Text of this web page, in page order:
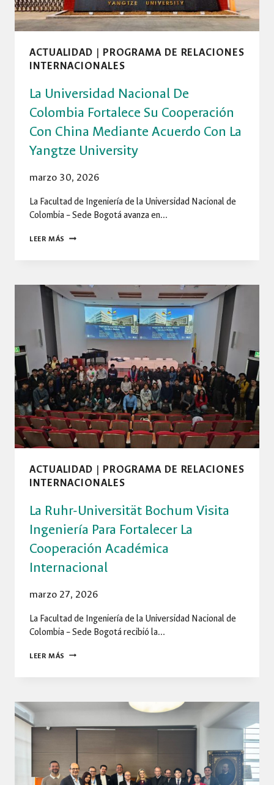
LA
RED
REGIONAL
ACTUALIDAD | PROGRAMA DE RELACIONES
INTERNACIONALES
La Universidad Nacional De
Colombia Fortalece Su Cooperación
Con China Mediante Acuerdo Con La
Yangtze University
marzo 30, 2026
La Facultad de Ingeniería de la Universidad Nacional de
Colombia – Sede Bogotá avanza en…
LEER MÁS LA
COLOMBIA
FORTALECE
COOPERACIÓN
CHINA
MEDIANTE
ACUERDO
CON
LA
YANGTZE
UNIVERSITY
ACTUALIDAD | PROGRAMA DE RELACIONES
INTERNACIONALES
La Ruhr-Universität Bochum Visita
Ingeniería Para Fortalecer La
Cooperación Académica
Internacional
marzo 27, 2026
La Facultad de Ingeniería de la Universidad Nacional de
Colombia – Sede Bogotá recibió la…
LEER MÁS LA
LA
COOPERACIÓN